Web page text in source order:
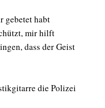
gebetet habt
mir hilft
dass der Geist
die Polizei